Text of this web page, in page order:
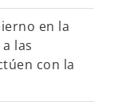
en la
las
con la